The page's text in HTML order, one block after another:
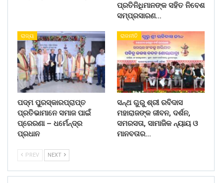
ପ୍ରତିନିଧିମାନଙ୍କ ସହିତ ନିବେଶ
ସମ୍ପ୍ରସାରଣ…
ରାଜ୍ୟ
ପଦ୍ମ ପୁରସ୍କାରପ୍ରାପ୍ତ
ପ୍ରତିଭାମାନେ ସମାଜ ପାଇଁ
ପ୍ରେରଣା – ଧର୍ମେନ୍ଦ୍ର
ପ୍ରଧାନ
ରାଜନୀତି
ସନ୍ଥ ଗୁରୁ ଶ୍ରୀ ରବିଦାସ
ମହାରାଜଙ୍କ ଜୀବନ, ଦର୍ଶନ,
ସମରସତା, ସାମାଜିକ ନ୍ୟାୟ ଓ
ମାନବତାର…
PREV NEXT